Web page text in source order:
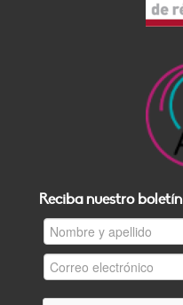
Reciba nuestro boletín